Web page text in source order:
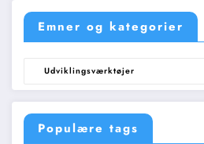
Emner og kategorier
Emner
kategorier
Populære tags